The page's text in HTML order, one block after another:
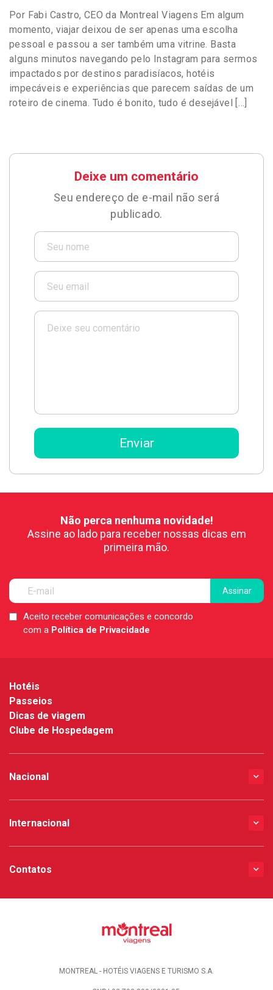
Por Fabi Castro, CEO da Montreal Viagens Em algum
momento, viajar deixou de ser apenas uma escolha
pessoal e passou a ser também uma vitrine. Basta
alguns minutos navegando pelo Instagram para sermos
impactados por destinos paradisíacos, hotéis
impecáveis e experiências que parecem saídas de um
roteiro de cinema. Tudo é bonito, tudo é desejável […]
Deixe um comentário
Seu endereço de e-mail não será
publicado.
Não perca nenhuma novidade!
Assine ao lado para receber nossas dicas em
primeira mão.
LGPDAceito receber comunicações e concordo
com a Política de Privacidade
Hotéis
Passeios
Dicas de viagem
Clube de Hospedagem
Nacional
Internacional
Contatos
MONTREAL - HOTÉIS VIAGENS E TURISMO S.A.